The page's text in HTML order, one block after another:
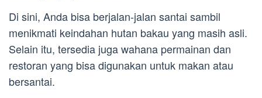
Di sini, Anda bisa berjalan-jalan santai sambil
menikmati keindahan hutan bakau yang masih asli.
Selain itu, tersedia juga wahana permainan dan
restoran yang bisa digunakan untuk makan atau
bersantai.